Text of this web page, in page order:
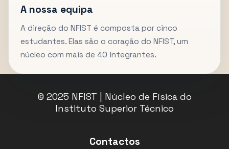
A nossa equipa
A direção do NFIST é composta por cinco
estudantes. Elas são o coração do NFIST, um
núcleo com mais de 40 integrantes.
© 2025 NFIST | Núcleo de Física do
Instituto Superior Técnico
Contactos